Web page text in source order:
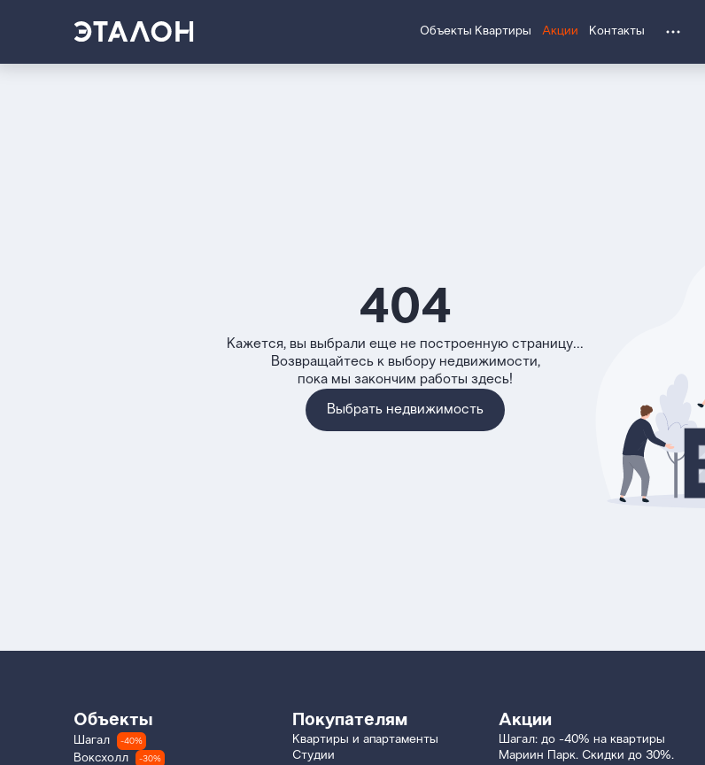
Объекты Квартиры Акции Контакты
404
Кажется, вы выбрали еще не построенную страницу...
Возвращайтесь к выбору недвижимости,
пока мы закончим работы здесь!
Выбрать недвижимость
Объекты
Шагал -40%
Воксхолл -30%
Покупателям
Квартиры и апартаменты
Студии
Акции
Шагал: до -40% на квартиры
Мариин Парк. Скидки до 30%.